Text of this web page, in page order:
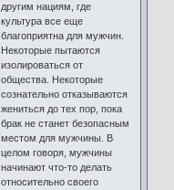
другим нациям, где
культура все еще
благоприятна для мужчин.
Некоторые пытаются
изолироваться от
общества. Некоторые
сознательно отказываются
жениться до тех пор, пока
брак не станет безопасным
местом для мужчины. В
целом говоря, мужчины
начинают что-то делать
относительно своего